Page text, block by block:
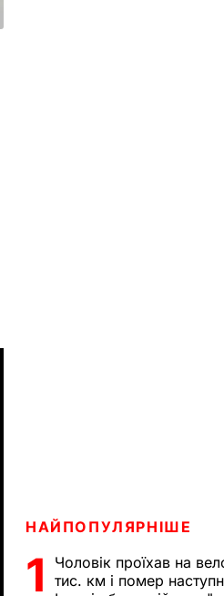
НАЙПОПУЛЯРНІШЕ
1
Чоловік проїхав на
тис. км і помер